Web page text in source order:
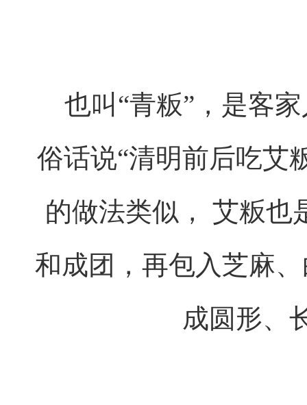
也叫“青粄”，是客
俗话说“清明前后吃艾
的做法类似， 艾粄也
和成团，再包入芝麻
成圆形、